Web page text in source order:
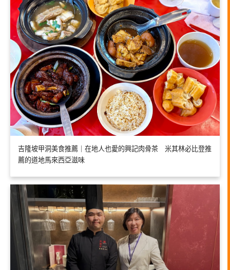
吉隆坡甲洞美食推薦｜在地人也愛的興記肉骨茶 米其林必比登推
薦的道地馬來西亞滋味